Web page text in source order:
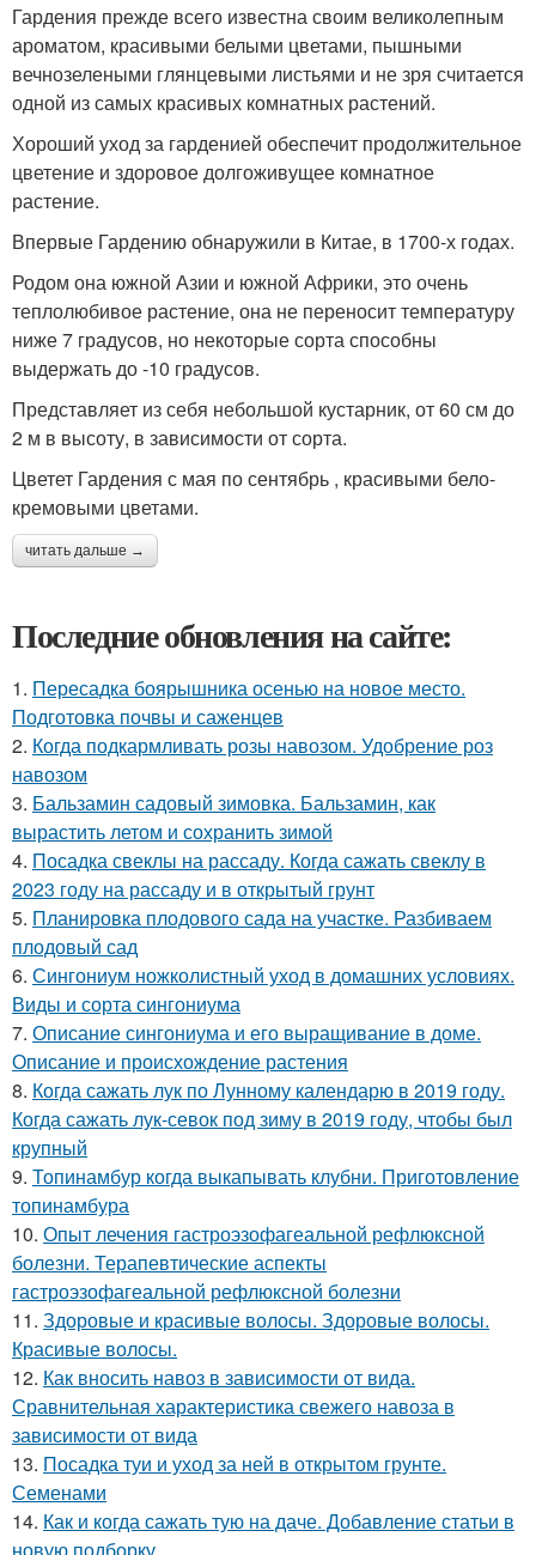
Гардения прежде всего известна своим великолепным
ароматом, красивыми белыми цветами, пышными
вечнозелеными глянцевыми листьями и не зря считается
одной из самых красивых комнатных растений.
Хороший уход за гарденией обеспечит продолжительное
цветение и здоровое долгоживущее комнатное
растение.
Впервые Гардению обнаружили в Китае, в 1700-х годах.
Родом она южной Азии и южной Африки, это очень
теплолюбивое растение, она не переносит температуру
ниже 7 градусов, но некоторые сорта способны
выдержать до -10 градусов.
Представляет из себя небольшой кустарник, от 60 см до
2 м в высоту, в зависимости от сорта.
Цветет Гардения с мая по сентябрь , красивыми бело-
кремовыми цветами.
читать дальше →
Последние обновления на сайте:
1. Пересадка боярышника осенью на новое место.
Подготовка почвы и саженцев
2. Когда подкармливать розы навозом. Удобрение роз
навозом
3. Бальзамин садовый зимовка. Бальзамин, как
вырастить летом и сохранить зимой
4. Посадка свеклы на рассаду. Когда сажать свеклу в
2023 году на рассаду и в открытый грунт
5. Планировка плодового сада на участке. Разбиваем
плодовый сад
6. Сингониум ножколистный уход в домашних условиях.
Виды и сорта сингониума
7. Описание сингониума и его выращивание в доме.
Описание и происхождение растения
8. Когда сажать лук по Лунному календарю в 2019 году.
Когда сажать лук-севок под зиму в 2019 году, чтобы был
крупный
9. Топинамбур когда выкапывать клубни. Приготовление
топинамбура
10. Опыт лечения гастроэзофагеальной рефлюксной
болезни. Терапевтические аспекты
гастроэзофагеальной рефлюксной болезни
11. Здоровые и красивые волосы. Здоровые волосы.
Красивые волосы.
12. Как вносить навоз в зависимости от вида.
Сравнительная характеристика свежего навоза в
зависимости от вида
13. Посадка туи и уход за ней в открытом грунте.
Семенами
14. Как и когда сажать тую на даче. Добавление статьи в
новую подборку